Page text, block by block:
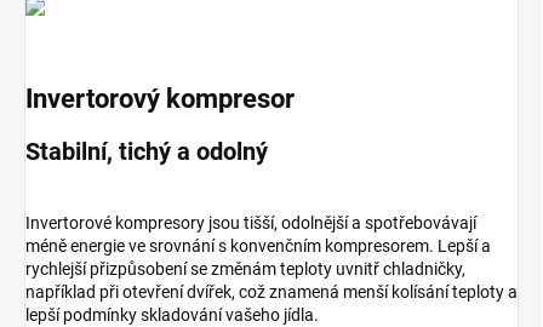
Invertorový kompresor
Stabilní, tichý a odolný
Invertorové kompresory jsou tišší, odolnější a spotřebovávají
méně energie ve srovnání s konvenčním kompresorem. Lepší a
rychlejší přizpůsobení se změnám teploty uvnitř chladničky,
například při otevření dvířek, což znamená menší kolísání teploty a
lepší podmínky skladování vašeho jídla.